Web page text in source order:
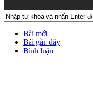
Bài mới
Bài gần đây
Bình luận